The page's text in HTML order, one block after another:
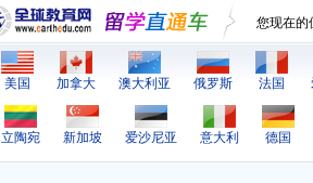
您现在的
美国 加拿大 澳大利亚 俄罗斯 法国
立陶宛 新加坡 爱沙尼亚 意大利 德国